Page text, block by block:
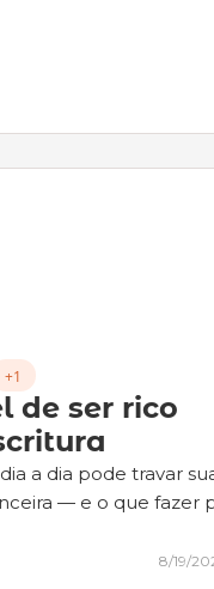
+1
de ser rico
a dia pode travar
— e o que fazer
8/19/